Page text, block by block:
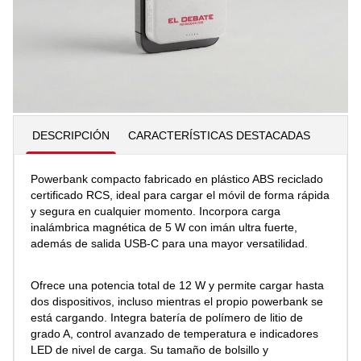
Añadir al carrito
DESCRIPCIÓN CARACTERÍSTICAS DESTACADAS
Powerbank compacto fabricado en plástico ABS reciclado
certificado RCS, ideal para cargar el móvil de forma rápida
y segura en cualquier momento. Incorpora carga
inalámbrica magnética de 5 W con imán ultra fuerte,
además de salida USB-C para una mayor versatilidad.
Ofrece una potencia total de 12 W y permite cargar hasta
dos dispositivos, incluso mientras el propio powerbank se
está cargando. Integra batería de polímero de litio de
grado A, control avanzado de temperatura e indicadores
LED de nivel de carga. Su tamaño de bolsillo y